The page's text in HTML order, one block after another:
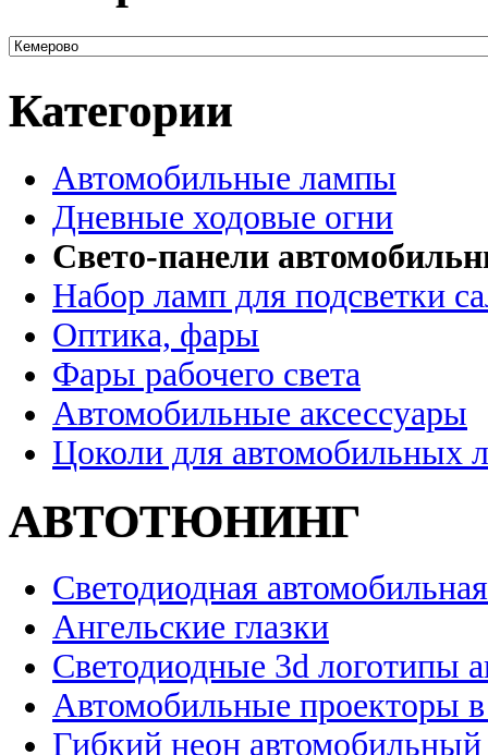
Категории
Автомобильные лампы
Дневные ходовые огни
Свето-панели
Набор ламп для подсветки
Оптика, фары
Фары рабочего света
Автомобильные аксессуары
Цоколи для автомобильных
АВТОТЮНИНГ
Светодиодная
Ангельские глазки
Светодиодные 3d логотипы
Автомобильные проекторы
Гибкий неон автомобильный